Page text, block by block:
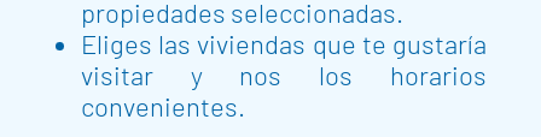
propiedades seleccionadas.
Eliges las viviendas que te gustaría
visitar y nos los horarios
convenientes.